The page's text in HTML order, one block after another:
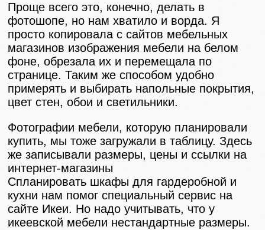
Проще всего это, конечно, делать в
фотошопе, но нам хватило и ворда. Я
просто копировала с сайтов мебельных
магазинов изображения мебели на белом
фоне, обрезала их и перемещала по
странице. Таким же способом удобно
примерять и выбирать напольные покрытия,
цвет стен, обои и светильники.
Фотографии мебели, которую планировали
купить, мы тоже загружали в таблицу. Здесь
же записывали размеры, цены и ссылки на
интернет-магазины
Спланировать шкафы для гардеробной и
кухни нам помог специальный сервис на
сайте Икеи. Но надо учитывать, что у
икеевской мебели нестандартные размеры.